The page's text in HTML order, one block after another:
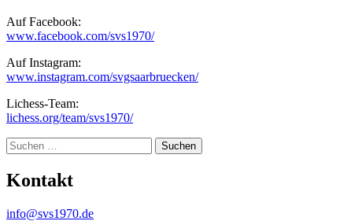
Auf Facebook:
www.facebook.com/svs1970/
Auf Instagram:
www.instagram.com/svgsaarbruecken/
Lichess-Team:
lichess.org/team/svs1970/
Suche
Kontakt
info@svs1970.de